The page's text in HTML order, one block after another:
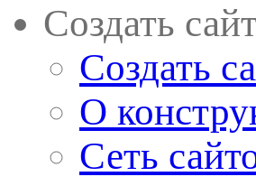
Создать сайт
Создать
О
Сеть